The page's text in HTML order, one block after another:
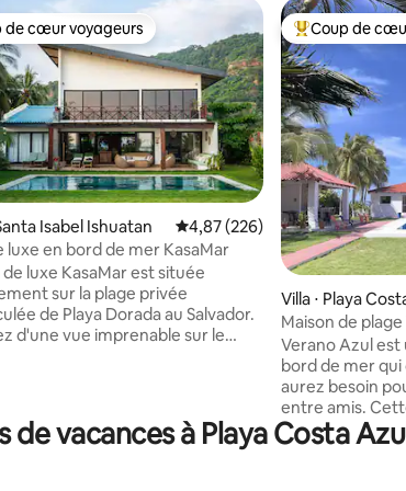
la base de 100 commentaires : 4,85 sur 5
de cœur voyageurs
de cœur voyageurs
Isabel Ishuatan Évaluation moyenne sur la
4,87 (226)
luxe en bord de mer KasaMar
de luxe KasaMar est située
sur la plage privée
de Playa Dorada au Salvador.
d'une vue imprenable sur le
sur l'océan et explorez toute la
qu'El Salvador a à offrir. Cette
Coups de cœur
Coup de
Villa ⋅ Playa
Maison de
Verano Azul est
bord de mer
aurez besoin
entre amis.
sur l'une des
Salvador, Costa
vacances à Playa Costa